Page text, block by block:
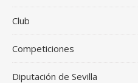
Club
Competiciones
Diputación de Sevilla